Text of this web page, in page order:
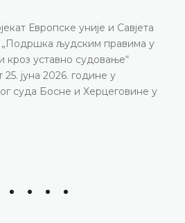
представљени релевантна
резултати рада Уставног
изазови с којима се
година, нарочито због
састава